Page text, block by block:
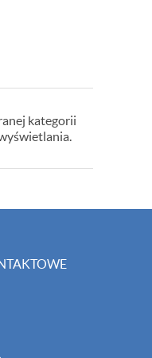
kategorii